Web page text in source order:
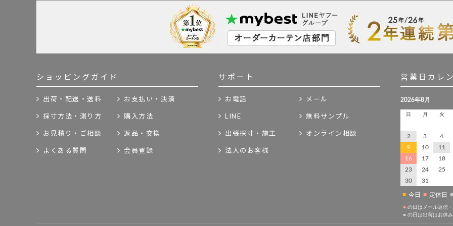
ショッピングガイド
出荷・配送・送料 お支払い・決済
採寸方法・測り方 購入方法
お見積り・ご相談 返品・交換
よくある質問 会員登録
サポート
お電話 メール
LINE 無料サンプル
出張採寸・施工 オンライン相談
法人のお客様
営業日カレ